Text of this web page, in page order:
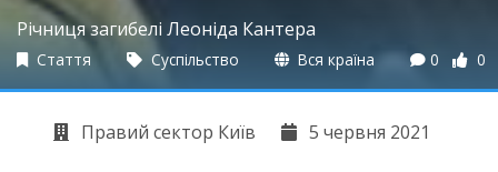
Річниця загибелі Леоніда Кантера
Стаття Суспільство Вся країна 0 0
Правий сектор Київ 5 червня 2021